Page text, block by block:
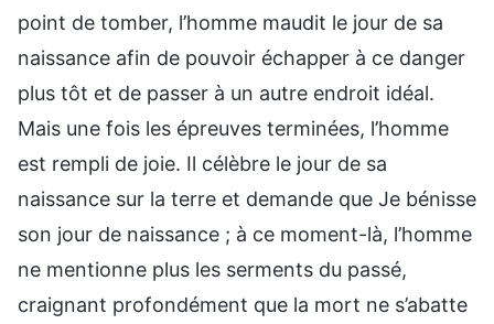
point de tomber, l’homme maudit le jour de sa
naissance afin de pouvoir échapper à ce danger
plus tôt et de passer à un autre endroit idéal.
Mais une fois les épreuves terminées, l’homme
est rempli de joie. Il célèbre le jour de sa
naissance sur la terre et demande que Je bénisse
son jour de naissance ; à ce moment-là, l’homme
ne mentionne plus les serments du passé,
craignant profondément que la mort ne s’abatte